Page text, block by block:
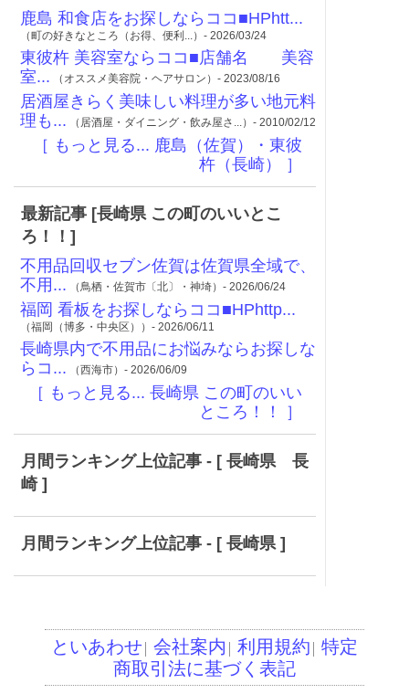
鹿島 和食店をお探しならココ■HPhtt...
（町の好きなところ（お得、便利...）- 2026/03/24
東彼杵 美容室ならココ■店舗名 美容
室... （オススメ美容院・ヘアサロン）- 2023/08/16
居酒屋きらく美味しい料理が多い地元料
理も... （居酒屋・ダイニング・飲み屋さ...）- 2010/02/12
［ もっと見る... 鹿島（佐賀）・東彼
杵（長崎） ］
最新記事 [長崎県 この町のいいとこ
ろ！！]
不用品回収セブン佐賀は佐賀県全域で、
不用... （鳥栖・佐賀市〔北〕・神埼）- 2026/06/24
福岡 看板をお探しならココ■HPhttp...
（福岡（博多・中央区））- 2026/06/11
長崎県内で不用品にお悩みならお探しな
らコ... （西海市）- 2026/06/09
［ もっと見る... 長崎県 この町のいい
ところ！！ ］
月間ランキング上位記事 - [ 長崎県 長
崎 ]
月間ランキング上位記事 - [ 長崎県 ]
といあわせ 会社案内 利用規約 特定
商取引法に基づく表記